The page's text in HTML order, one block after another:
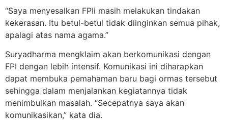
“Saya menyesalkan FPIi masih melakukan tindakan
kekerasan. Itu betul-betul tidak diinginkan semua pihak,
apalagi atas nama agama.”
Suryadharma mengklaim akan berkomunikasi dengan
FPI dengan lebih intensif. Komunikasi ini diharapkan
dapat membuka pemahaman baru bagi ormas tersebut
sehingga dalam menjalankan kegiatannya tidak
menimbulkan masalah. “Secepatnya saya akan
komunikasikan,” kata dia.